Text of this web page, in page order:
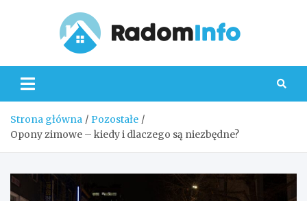
Strona główna
Pozostałe
Opony zimowe – kiedy i dlaczego są niezbędne?